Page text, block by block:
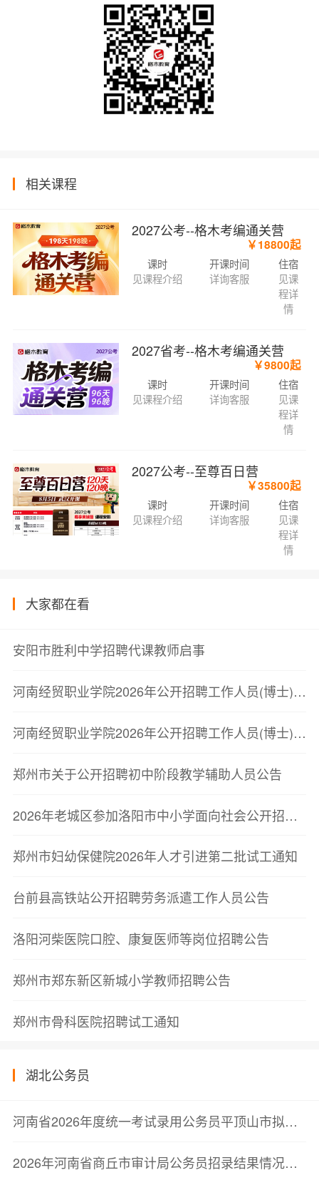
相关课程
2027公考--格木考编通关营
￥18800起
课时
见课程介绍
开课时间
详询客服
住宿
见课
程详
情
2027省考--格木考编通关营
￥9800起
课时
见课程介绍
开课时间
详询客服
住宿
见课
程详
情
2027公考--至尊百日营
￥35800起
课时
见课程介绍
开课时间
详询客服
住宿
见课
程详
情
大家都在看
安阳市胜利中学招聘代课教师启事
河南经贸职业学院2026年公开招聘工作人员(博士)(第二批)体检名单公告
河南经贸职业学院2026年公开招聘工作人员(博士)(第二批)面试成绩公告
郑州市关于公开招聘初中阶段教学辅助人员公告
2026年老城区参加洛阳市中小学面向社会公开招聘教师联考面试资格确认结果及面试有关事宜的公告
郑州市妇幼保健院2026年人才引进第二批试工通知
台前县高铁站公开招聘劳务派遣工作人员公告
洛阳河柴医院口腔、康复医师等岗位招聘公告
郑州市郑东新区新城小学教师招聘公告
郑州市骨科医院招聘试工通知
湖北公务员
河南省2026年度统一考试录用公务员平顶山市拟录用人员公示公告
2026年河南省商丘市审计局公务员招录结果情况公示